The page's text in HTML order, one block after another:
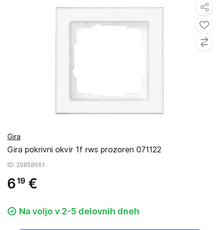
Gira
Gira pokrivni okvir 1f rws prozoren 071122
ID: 20858561
6 19 €
Na voljo v 2-5 delovnih dneh